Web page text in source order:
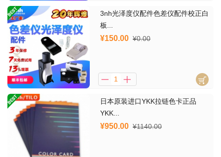
3nh光泽度仪配件色差仪配件校正白
板...
¥150.00 ¥0.00
日本原装进口YKK拉链色卡正品
YKK...
¥950.00 ¥1140.00